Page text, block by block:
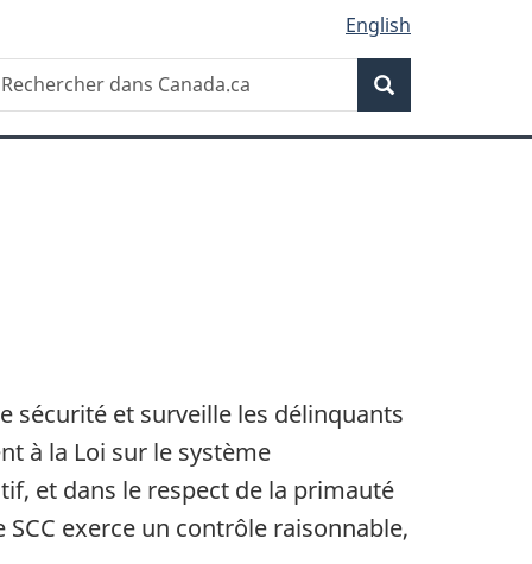
English
sécurité et surveille les délinquants
à la Loi sur le système
et dans le respect de la primauté
exerce un contrôle raisonnable,